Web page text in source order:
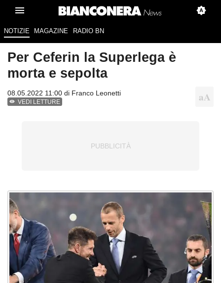
NOTIZIE MAGAZINE RADIO BN
Per Ceferin la Superlega è
morta e sepolta
08.05.2022 11:00 di Franco Leonetti
VEDI LETTURE